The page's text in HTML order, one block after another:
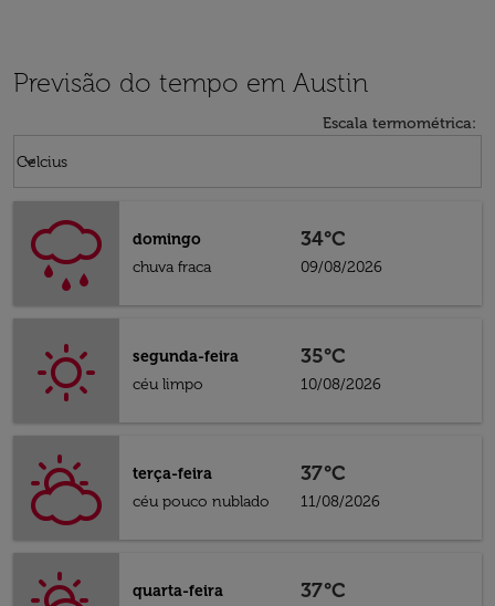
Previsão do tempo em Austin
Escala termométrica:
Celcius
keyboard_arrow_down
domingo
chuva fraca
34°C
09/08/2026
segunda-feira
céu limpo
35°C
10/08/2026
terça-feira
céu pouco nublado
37°C
11/08/2026
quarta-feira
37°C